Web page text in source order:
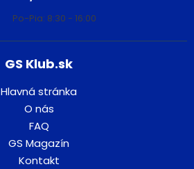
Po-Pia: 8:30 - 16:00
GS Klub.sk
Hlavná stránka
O nás
FAQ
GS Magazín
Kontakt